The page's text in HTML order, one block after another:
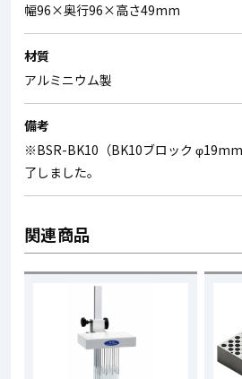
幅96×奥行96×高さ49mm
材質
アルミニウム製
備考
※BSR-BK10（BK10ブロック
了しました。
関連商品